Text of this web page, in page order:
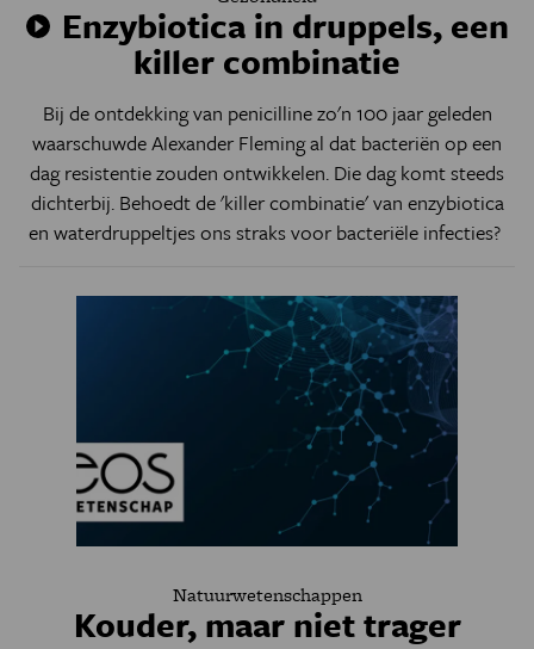
Enzybiotica in druppels, een
killer combinatie
Bij de ontdekking van penicilline zo'n 100 jaar geleden
waarschuwde Alexander Fleming al dat bacteriën op een
dag resistentie zouden ontwikkelen. Die dag komt steeds
dichterbij. Behoedt de 'killer combinatie' van enzybiotica
en waterdruppeltjes ons straks voor bacteriële infecties?
Natuurwetenschappen
Kouder, maar niet trager